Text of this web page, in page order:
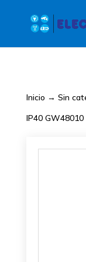
Inicio → Sin
IP40